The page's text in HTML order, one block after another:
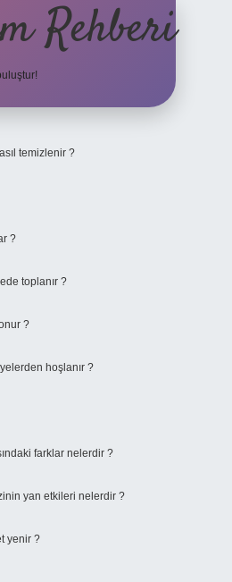
Rehberi
temizlenir ?
?
toplanır ?
?
hoşlanır ?
farklar nelerdir ?
yan etkileri nelerdir ?
yenir ?